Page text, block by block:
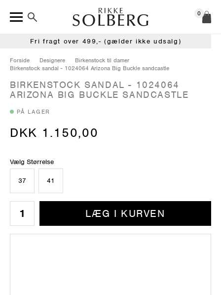
0
Fri fragt over 499,- (gælder ikke udsalg)
Forside Designere
Birkenstock til damer
Birkenstock sandal - 1024064 Arizona Big Buckle sandcastle
BIRKENSTOCK SANDAL - 1024064
ARIZONA BIG BUCKLE SANDCASTLE
PÅ LAGER
DKK 1.150,00
Vælg Størrelse
37 41
LÆG I KURVEN